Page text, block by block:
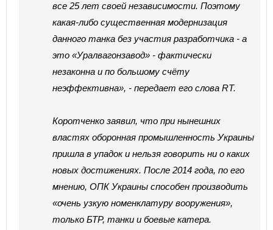
все 25 лет своей независимости. Поэтому
какая-либо существенная модернизация
данного танка без участия разработчика - а
это «Уралвагонзавод» - фактически
незаконна и по большому счёту
неэффективна», - передает его слова RT.
Коротченко заявил, что при нынешних
властях оборонная промышленность Украины
пришла в упадок и нельзя говорить ни о каких
новых достижениях. После 2014 года, по его
мнению, ОПК Украины способен производить
«очень узкую номенклатуру вооружения»,
только БТР, танки и боевые катера.